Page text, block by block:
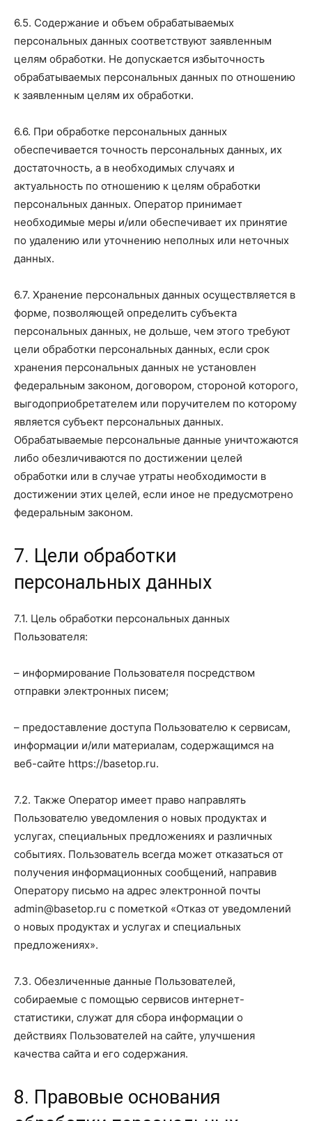
6.5. Содержание и объем обрабатываемых
персональных данных соответствуют заявленным
целям обработки. Не допускается избыточность
обрабатываемых персональных данных по отношению
к заявленным целям их обработки.
6.6. При обработке персональных данных
обеспечивается точность персональных данных, их
достаточность, а в необходимых случаях и
актуальность по отношению к целям обработки
персональных данных. Оператор принимает
необходимые меры и/или обеспечивает их принятие
по удалению или уточнению неполных или неточных
данных.
6.7. Хранение персональных данных осуществляется в
форме, позволяющей определить субъекта
персональных данных, не дольше, чем этого требуют
цели обработки персональных данных, если срок
хранения персональных данных не установлен
федеральным законом, договором, стороной которого,
выгодоприобретателем или поручителем по которому
является субъект персональных данных.
Обрабатываемые персональные данные уничтожаются
либо обезличиваются по достижении целей
обработки или в случае утраты необходимости в
достижении этих целей, если иное не предусмотрено
федеральным законом.
7. Цели обработки
персональных данных
7.1. Цель обработки персональных данных
Пользователя:
– информирование Пользователя посредством
отправки электронных писем;
– предоставление доступа Пользователю к сервисам,
информации и/или материалам, содержащимся на
веб-сайте https://basetop.ru.
7.2. Также Оператор имеет право направлять
Пользователю уведомления о новых продуктах и
услугах, специальных предложениях и различных
событиях. Пользователь всегда может отказаться от
получения информационных сообщений, направив
Оператору письмо на адрес электронной почты
admin@basetop.ru с пометкой «Отказ от уведомлений
о новых продуктах и услугах и специальных
предложениях».
7.3. Обезличенные данные Пользователей,
собираемые с помощью сервисов интернет-
статистики, служат для сбора информации о
действиях Пользователей на сайте, улучшения
качества сайта и его содержания.
8. Правовые основания